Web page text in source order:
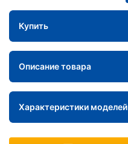
Купить
Описание товара
Характеристики моделей